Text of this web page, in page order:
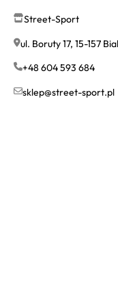
Street-Sport
ul. Boruty 17, 15-157
+48 604 593 684
sklep@street-sport.pl